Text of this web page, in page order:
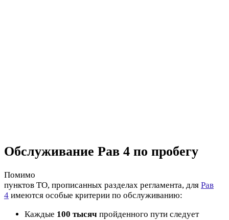
Обслуживание Рав 4 по пробегу
Помимо
пунктов ТО, прописанных разделах регламента, для Рав
4 имеются особые критерии по обслуживанию:
Каждые 100 тысяч пройденного пути следует